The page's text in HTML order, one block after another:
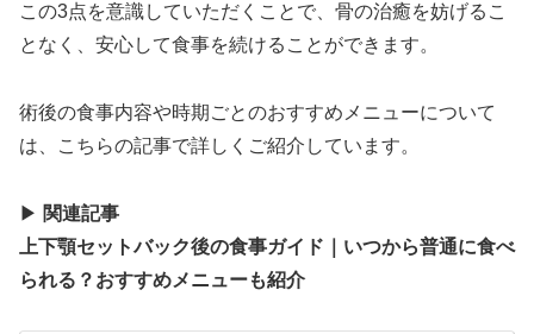
この3点を意識していただくことで、骨の治癒を妨げるこ
となく、安心して食事を続けることができます。
術後の食事内容や時期ごとのおすすめメニューについて
は、こちらの記事で詳しくご紹介しています。
▶ 関連記事
上下顎セットバック後の食事ガイド｜いつから普通に食べ
られる？おすすめメニューも紹介